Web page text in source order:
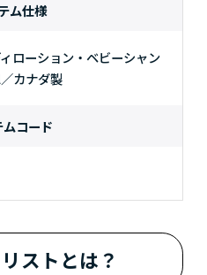
ム仕様
ローション・ベビーシャン
カナダ製
ムコード
ストとは？